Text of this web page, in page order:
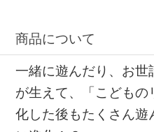
商品について
一緒に遊んだり、お
が生えて、「こどもの
化した後もたくさん遊